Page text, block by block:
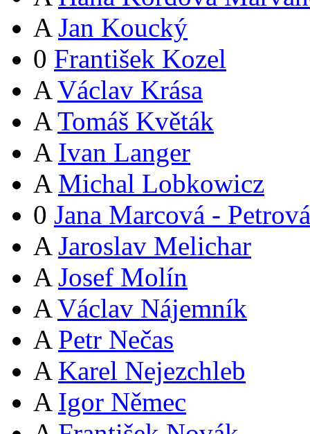
A Jan Koucký
0 František Kozel
A Václav Krása
A Tomáš Květák
A Ivan Langer
A Michal Lobkowicz
0 Jana Marcová - Petrová
A Jaroslav Melichar
A Josef Molín
A Václav Nájemník
A Petr Nečas
A Karel Nejezchleb
A Igor Němec